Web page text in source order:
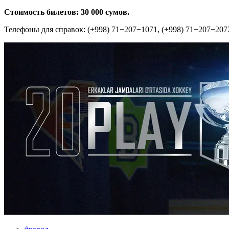
Стоимость билетов: 30 000 сумов.
Телефоны для справок: (+998) 71−207−1071, (+998)